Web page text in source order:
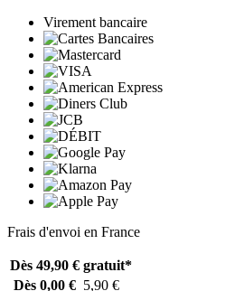
Virement bancaire
Frais d'envoi en France
Dès 49,90 € gratuit*
Dès 0,00 € 5,90 €